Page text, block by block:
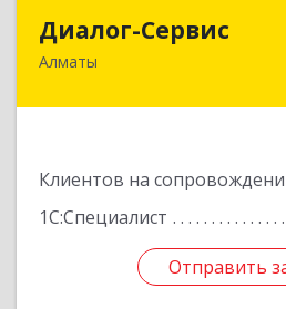
Диалог-Сервис
Алматы
Клиентов на
1С:Специалист
Отправить
050057, Республика
Отправить